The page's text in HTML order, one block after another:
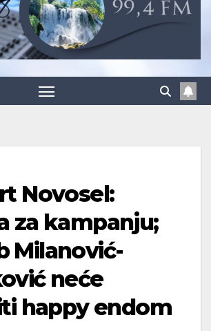
Novosel:
za kampanju;
Milanović-
neće
happy endom